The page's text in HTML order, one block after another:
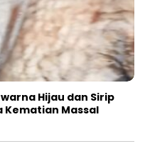
Hijau dan Sirip
Kematian Massal